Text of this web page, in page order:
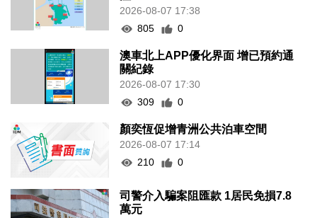
2026-08-07 17:38
805
0
澳車北上APP優化界面 增已預約通
關紀錄
2026-08-07 17:30
309
0
顏奕恆促增青洲公共泊車空間
2026-08-07 17:14
210
0
司警介入騙案阻匯款 1居民免損7.8
萬元